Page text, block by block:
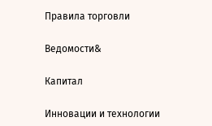
Правила торговли
Ведомости&
Капитал
Инновации и технологии